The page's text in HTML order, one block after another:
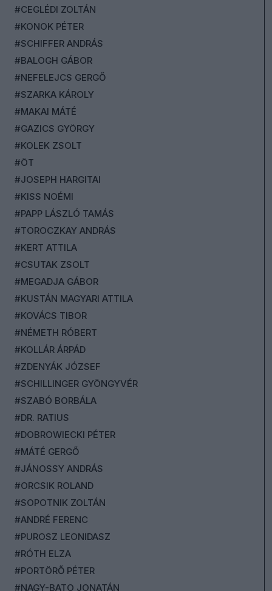
#CEGLÉDI ZOLTÁN
#KONOK PÉTER
#SCHIFFER ANDRÁS
#BALOGH GÁBOR
#NEFELEJCS GERGŐ
#SZARKA KÁROLY
#MAKAI MÁTÉ
#GAZICS GYÖRGY
#KOLEK ZSOLT
#ÖT
#JOSEPH HARGITAI
#KISS NOÉMI
#PAPP LÁSZLÓ TAMÁS
#TOROCZKAY ANDRÁS
#KERT ATTILA
#CSUTAK ZSOLT
#MEGADJA GÁBOR
#KUSTÁN MAGYARI ATTILA
#KOVÁCS TIBOR
#NÉMETH RÓBERT
#KOLLÁR ÁRPÁD
#ZDENYÁK JÓZSEF
#SCHILLINGER GYÖNGYVÉR
#SZABÓ BORBÁLA
#DR. RATIUS
#DOBROWIECKI PÉTER
#MÁTÉ GERGŐ
#JÁNOSSY ANDRÁS
#ORCSIK ROLAND
#SOPOTNIK ZOLTÁN
#ANDRÉ FERENC
#PUROSZ LEONIDASZ
#RÓTH ELZA
#PORTÖRŐ PÉTER
#NAGY-BATO JONATÁN